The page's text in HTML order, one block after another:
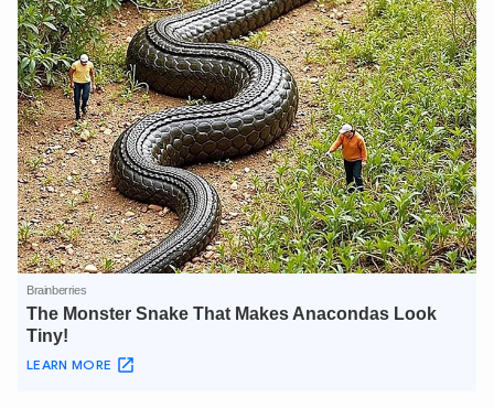
XIN CHÀO,
TÔI LÀ CHATBOT CỦA
Hãy hỏi tôi bất kỳ điều gì bạn cần biết về